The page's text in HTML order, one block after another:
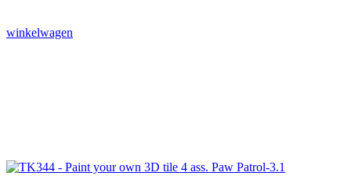
winkelwagen